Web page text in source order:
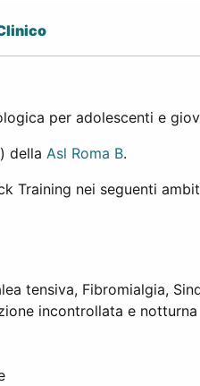
per adolescenti e
della Asl Roma B.
Training nei seguenti
tensiva, Fibromialgia,
incontrollata e notturna